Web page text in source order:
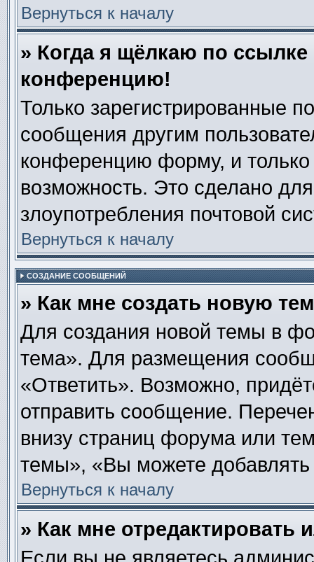
Вернуться к началу
» Когда я щёлкаю по
конференцию!
Только зарегистрированные
сообщения другим
конференцию форму, и
возможность. Это сделано
злоупотребления почтовой
Вернуться к началу
СОЗДАНИЕ СООБЩЕНИЙ
» Как мне создать новую
Для создания новой темы в
тема». Для размещения
«Ответить». Возможно,
отправить сообщение.
внизу страниц форума или
темы», «Вы можете добавлять
Вернуться к началу
» Как мне отредактировать